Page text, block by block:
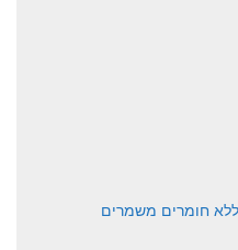
חומרים משמרים